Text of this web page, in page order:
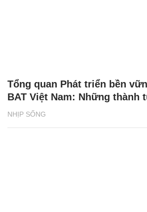
NHỊP SỐNG
Tổng quan Phát triển bền
BAT Việt Nam: Những thành